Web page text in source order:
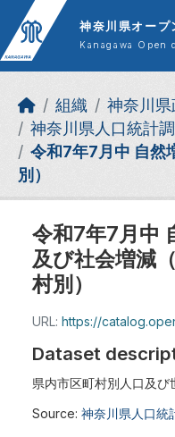
Skip to main content
神奈川県オープ
Kanagawa Open
組織
神奈川県
神奈川県人口統計
令和7年7月中 自然
別）
令和7年7月中
及び社会増減
村別）
URL: https://catalog.opendata.pref.kanagawa.jp/dataset/a35523c1-
Dataset
県内市区町村別人口及び
Source: 神奈川県人口統